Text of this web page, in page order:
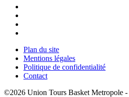
Plan du site
Mentions légales
Politique de confidentialité
Contact
©2026 Union Tours Basket Metropole -